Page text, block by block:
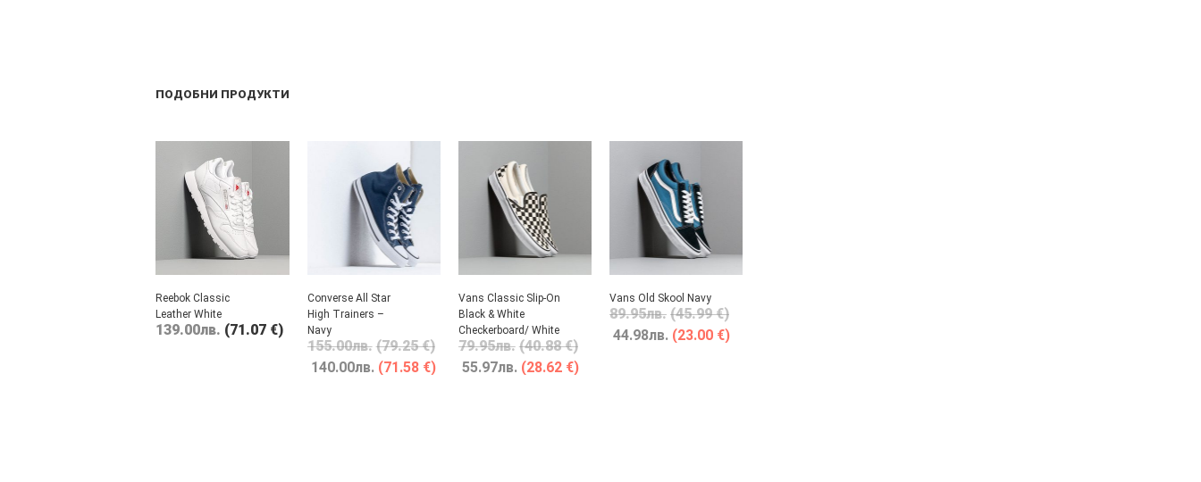
ПОДОБНИ ПРОДУКТИ
Reebok Classic
Leather White
139.00лв. (71.07 €)
Converse All Star
High Trainers –
Navy
155.00лв. (79.25 €)
140.00лв. (71.58 €)
Vans Classic Slip-On
Black & White
Checkerboard/ White
79.95лв. (40.88 €)
55.97лв. (28.62 €)
Vans Old Skool Navy
89.95лв. (45.99 €)
44.98лв. (23.00 €)